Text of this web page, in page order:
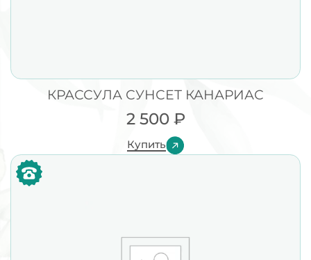
КРАССУЛА СУНСЕТ КАНАРИАС
2 500 ₽
Купить